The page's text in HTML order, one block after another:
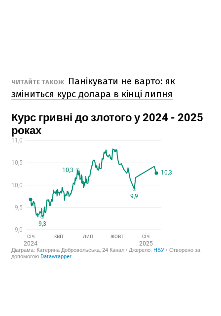
ЧИТАЙТЕ ТАКОЖ
Панікувати не варто: як
зміниться курс долара в кінці липня